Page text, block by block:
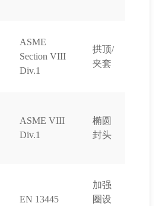
ASME
Section VIII
Div.1
拱顶/
夹套
ASME VIII
Div.1
椭圆
封头
EN 13445
加强
圈设